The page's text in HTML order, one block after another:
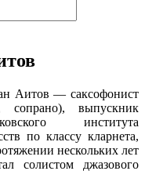
Аитов — саксофонист
сопрано), выпускник
института
по классу кларнета,
нескольких лет
солистом джазового